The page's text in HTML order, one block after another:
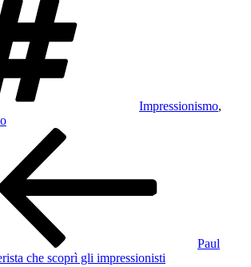
Impressionismo,
Paul
che scoprì gli impressionisti